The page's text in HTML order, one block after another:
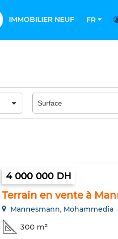
IMMOBILIER NEUF FR
4 000 000 DH
Terrain en vente à
Mannesmann, Mohammedia
300 m²